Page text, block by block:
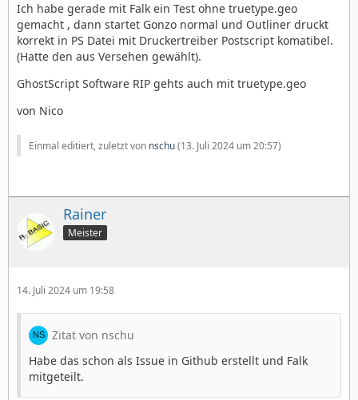
Ich habe gerade mit Falk ein Test ohne truetype.geo
gemacht , dann startet Gonzo normal und Outliner druckt
korrekt in PS Datei mit Druckertreiber Postscript komatibel.
(Hatte den aus Versehen gewählt).
GhostScript Software RIP gehts auch mit truetype.geo
von Nico
Einmal editiert, zuletzt von nschu(13. Juli 2024 um 20:57)
Rainer
Meister
14. Juli 2024 um 19:58
Zitat von nschu
Habe das schon als Issue in Github erstellt und Falk
mitgeteilt.